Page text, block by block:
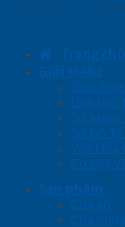
Trang chủ
Giới thiệu
Giới
Lĩnh Vực
Sứ Mệnh
Sơ Đồ Tổ
Văn Hóa
Cơ Hội
Sản phẩm
Cửa gỗ
Cửa nhựa